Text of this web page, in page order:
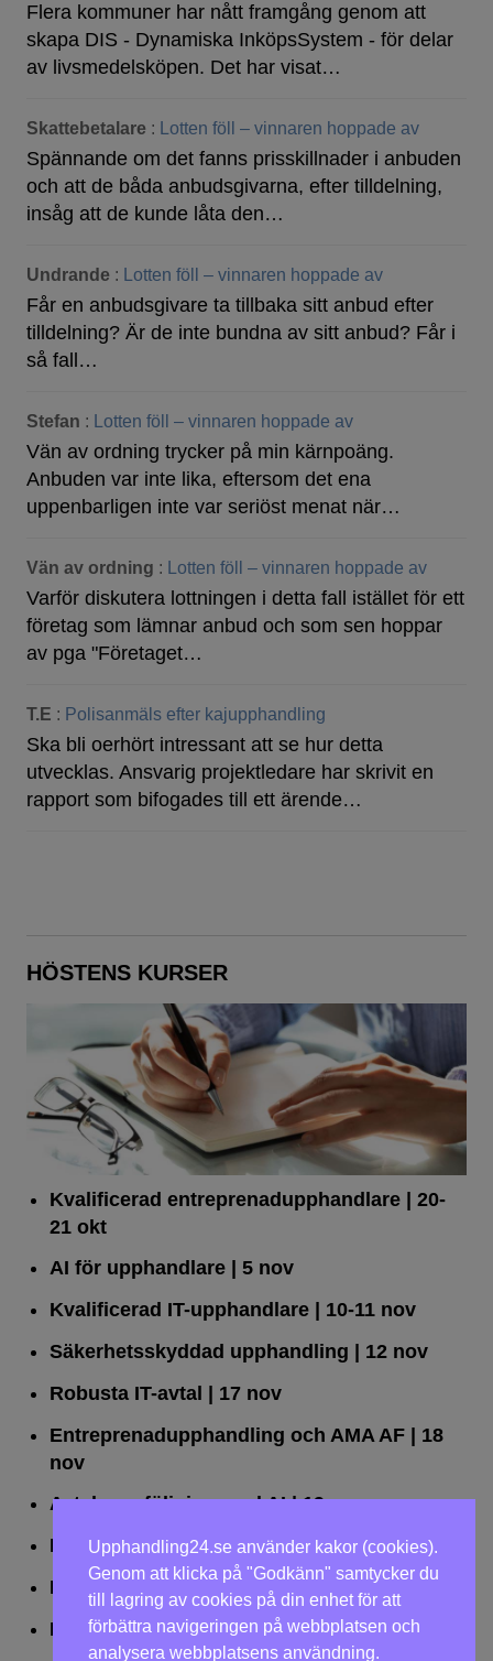
Flera kommuner har nått framgång genom att
skapa DIS - Dynamiska InköpsSystem - för delar
av livsmedelsköpen. Det har visat…
Skattebetalare : Lotten föll – vinnaren hoppade av
Spännande om det fanns prisskillnader i anbuden
och att de båda anbudsgivarna, efter tilldelning,
insåg att de kunde låta den…
Undrande : Lotten föll – vinnaren hoppade av
Får en anbudsgivare ta tillbaka sitt anbud efter
tilldelning? Är de inte bundna av sitt anbud? Får i
så fall…
Stefan : Lotten föll – vinnaren hoppade av
Vän av ordning trycker på min kärnpoäng.
Anbuden var inte lika, eftersom det ena
uppenbarligen inte var seriöst menat när…
Vän av ordning : Lotten föll – vinnaren hoppade av
Varför diskutera lottningen i detta fall istället för ett
företag som lämnar anbud och som sen hoppar
av pga "Företaget…
T.E : Polisanmäls efter kajupphandling
Ska bli oerhört intressant att se hur detta
utvecklas. Ansvarig projektledare har skrivit en
rapport som bifogades till ett ärende…
HÖSTENS KURSER
Kvalificerad entreprenad­upphandlare | 20-
21 okt
AI för upphandlare| 5 nov
Kvalificerad IT-upphandlare| 10-11 nov
Säkerhetsskyddad upphandling | 12 nov
Robusta IT-avtal | 17 nov
Entreprenadupphandling och AMA AF| 18
nov
Avtalsuppföljning med AI| 19 nov
Leda upphandlingar effektivt| 25 nov
Dialogförfaranden | 26 nov
LOU på två dagar| 2-3 dec
Upphandling24.se använder kakor (cookies).
Genom att klicka på "Godkänn" samtycker du
till lagring av cookies på din enhet för att
förbättra navigeringen på webbplatsen och
analysera webbplatsens användning.